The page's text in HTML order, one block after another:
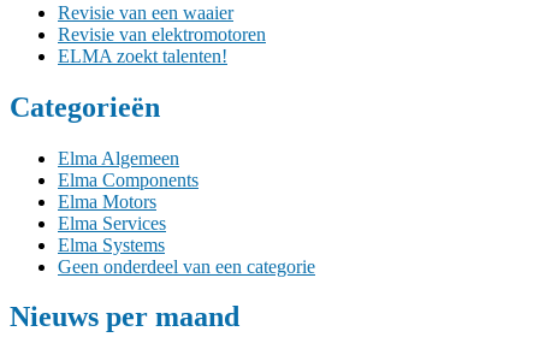
Revisie van een waaier
Revisie van elektromotoren
ELMA zoekt talenten!
Categorieën
Elma Algemeen
Elma Components
Elma Motors
Elma Services
Elma Systems
Geen onderdeel van een categorie
Nieuws per maand